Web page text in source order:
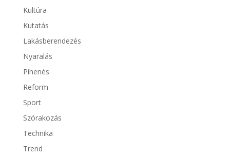
Kultúra
Kutatás
Lakásberendezés
Nyaralás
Pihenés
Reform
Sport
Szórakozás
Technika
Trend